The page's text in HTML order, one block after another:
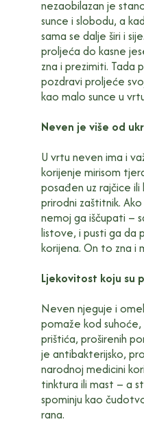
nezaobilazan je
sunce i slobodu, a
sama se dalje širi i
proljeća do kasne
zna i prezimiti. Tada
pozdravi proljeće
kao malo sunce u
Neven je više od
U vrtu neven ima i
korijenje mirisom
posađen uz rajčice
prirodni zaštitnik.
nemoj ga iščupati –
listove, i pusti ga da
korijena. On to zna i
Ljekovitost koju su
Neven njeguje i
pomaže kod
prištića, proširenih
je antibakterijsko,
narodnoj medicini
tinktura ili mast – a
spominju kao
rana.